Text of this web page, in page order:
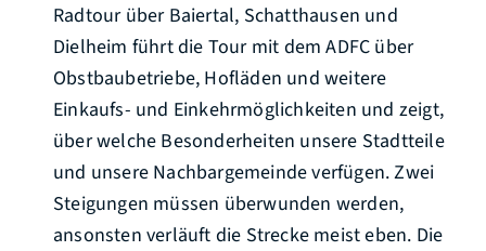
Radtour über Baiertal, Schatthausen und
Dielheim führt die Tour mit dem ADFC über
Obstbaubetriebe, Hofläden und weitere
Einkaufs- und Einkehrmöglichkeiten und zeigt,
über welche Besonderheiten unsere Stadtteile
und unsere Nachbargemeinde verfügen. Zwei
Steigungen müssen überwunden werden,
ansonsten verläuft die Strecke meist eben. Die